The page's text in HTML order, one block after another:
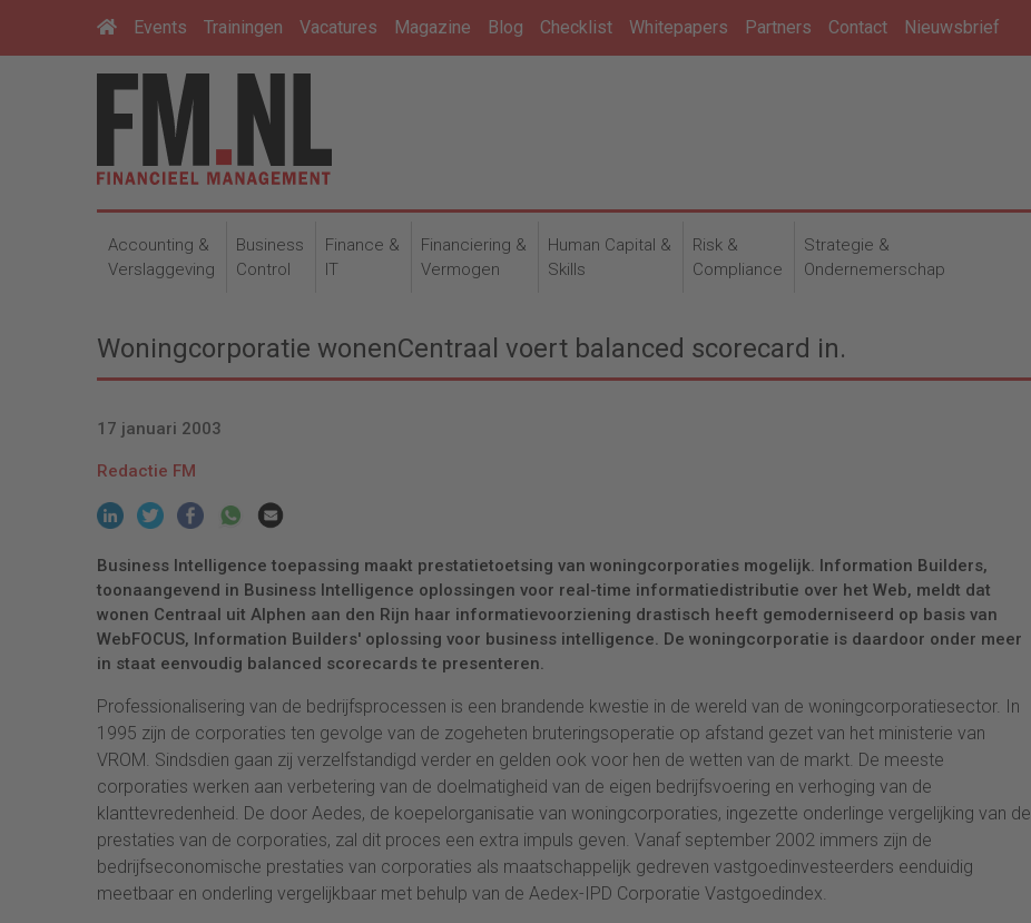
Events Trainingen Vacatures Magazine Blog Checklist Whitepapers Partners Contact Nieuwsbrief
Accounting &
Verslaggeving
Business
Control
Finance &
IT
Financiering &
Vermogen
Human Capital &
Skills
Risk &
Compliance
Strategie &
Ondernemerschap
Woningcorporatie wonenCentraal voert balanced scorecard in.
17 januari 2003
Redactie FM
Business Intelligence toepassing maakt prestatietoetsing van woningcorporaties mogelijk. Information Builders,
toonaangevend in Business Intelligence oplossingen voor real-time informatiedistributie over het Web, meldt dat
wonen Centraal uit Alphen aan den Rijn haar informatievoorziening drastisch heeft gemoderniseerd op basis van
WebFOCUS, Information Builders' oplossing voor business intelligence. De woningcorporatie is daardoor onder meer
in staat eenvoudig balanced scorecards te presenteren.
Professionalisering van de bedrijfsprocessen is een brandende kwestie in de wereld van de woningcorporatiesector. In
1995 zijn de corporaties ten gevolge van de zogeheten bruteringsoperatie op afstand gezet van het ministerie van
VROM. Sindsdien gaan zij verzelfstandigd verder en gelden ook voor hen de wetten van de markt. De meeste
corporaties werken aan verbetering van de doelmatigheid van de eigen bedrijfsvoering en verhoging van de
klanttevredenheid. De door Aedes, de koepelorganisatie van woningcorporaties, ingezette onderlinge vergelijking van de
prestaties van de corporaties, zal dit proces een extra impuls geven. Vanaf september 2002 immers zijn de
bedrijfseconomische prestaties van corporaties als maatschappelijk gedreven vastgoedinvesteerders eenduidig
meetbaar en onderling vergelijkbaar met behulp van de Aedex-IPD Corporatie Vastgoedindex.